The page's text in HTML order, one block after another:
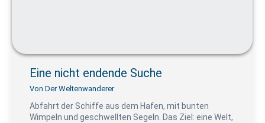
Eine nicht endende Suche
Von Der Weltenwanderer
Abfahrt der Schiffe aus dem Hafen, mit bunten
Wimpeln und geschwellten Segeln. Das Ziel: eine Welt,